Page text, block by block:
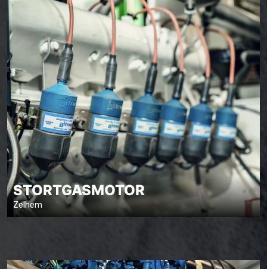
STORTGASMOTOR
Zelhem